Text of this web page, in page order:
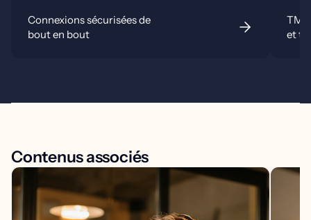
Connexions sécurisées de
bout en bout
et
Contenus associés